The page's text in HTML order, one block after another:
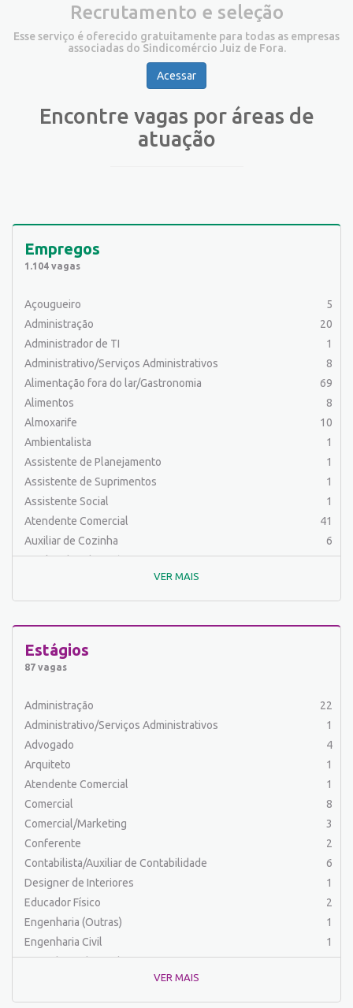
Recrutamento e seleção
Esse serviço é oferecido gratuitamente para todas as empresas
associadas do Sindicomércio Juiz de Fora.
Acessar
Encontre vagas por áreas de
atuação
Empregos
1.104 vagas
Açougueiro
5
Administração
20
Administrador de TI
1
Administrativo/Serviços Administrativos
8
Alimentação fora do lar/Gastronomia
69
Alimentos
8
Almoxarife
10
Ambientalista
1
Assistente de Planejamento
1
Assistente de Suprimentos
1
Assistente Social
1
Atendente Comercial
41
Auxiliar de Cozinha
6
Auxiliar de Laboratório
2
Auxiliar de Manutenção Predial
Auxiliar de Mecânica
1
Auxiliar de Serviços
Barman
Cabeleireiro
Caixa Bancário/Operador de Caixa
Carregador/Ajudante Carga e Descarga
Comercial
Comercial/Marketing
Comprador
Contabilista/Auxiliar de Contabilidade
Costureira/Costureiro Industrial
Cozinha/ Pizzaiolo
Cozinheiro
Cuidador de Crianças e Idosos
Desenvolvedor de Sistema
Designer Gráfico
1
VER MAIS
Estágios
87 vagas
Administração
22
Administrativo/Serviços Administrativos
1
Advogado
4
Arquiteto
1
Atendente Comercial
1
Comercial
8
Comercial/Marketing
3
Conferente
2
Contabilista/Auxiliar de Contabilidade
6
Designer de Interiores
1
Educador Físico
2
Engenharia (Outras)
1
Engenharia Civil
1
Engenharia de Produção
2
Engenharia Elétrica e Eletrônica
Engenharia Mecânica
1
VER MAIS